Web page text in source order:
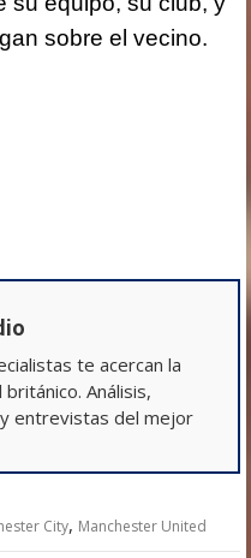
sobre el vecino.
te acercan la
Análisis,
entrevistas del mejor
City, Manchester United